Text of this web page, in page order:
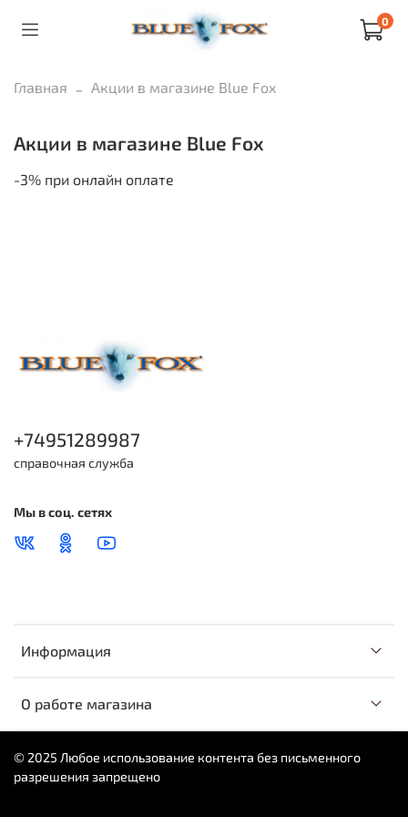
0
Главная Акции в магазине Blue Fox
Акции в магазине Blue Fox
-3% при онлайн оплате
Информация
О работе магазина
+74951289987
справочная служба
Мы в соц. сетях
© 2025 Любое использование контента без письменного
разрешения запрещено